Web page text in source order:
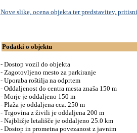
Nove slike, ocena objekta ter predstavitev,
Podatki o objektu
- Dostop vozil do objekta
- Zagotovljeno mesto za parkiranje
- Uporaba roštilja na odprtem
- Oddaljenost do centra mesta znaša 150 m
- Morje je oddaljeno 150 m
- Plaža je oddaljena cca. 250 m
- Trgovina z živili je oddaljena 200 m
- Najbližje letališče je oddaljeno 25.0 km
- Dostop in prometna povezanost z javnim